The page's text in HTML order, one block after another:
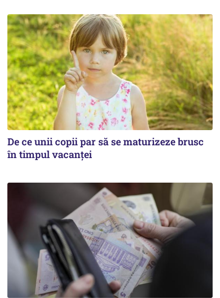
De ce unii copii par să se maturizeze brusc
în timpul vacanței